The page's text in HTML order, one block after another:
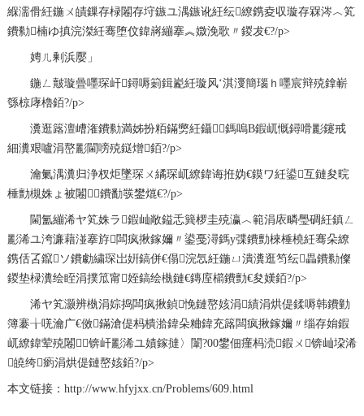
緥濡傦紝鍦ㄨ皟鏁存椂闂存垨鏃ユ湡鏃讹紝纭繚鎸夌収璇存槑涔︿笂
鐨勬楠ゆ搷浣滐紝骞堕伩鍏嶈繃搴︽媺浼歌〃鍐犮€?/p>
娉ㄦ剰浜嬮」
鍦ㄥ皾璇曡嚜琛屽鐞嗕箣鍓嶏紝璇风‘淇濅簡瑙ｈ嚜宸辩殑鎿嶄
綔椋庨櫓銆?/p>
瀵逛簬澶嶆潅鐨勬満姊扮粨鏋勶紝鑷鎷嗚В鍜屼慨鐞嗗彲鑳戒
細瀵艰嚧涓嶅彲閫嗙殑鎹熷銆?/p>
瀹氭湡瀵归浄杈炬墜琛ㄨ繘琛屼繚鍏诲拰妫€鏌ワ紝鍙互鏈夋晥
棰勯槻姝ょ被闂鐨勫彂鐢熴€?/p>
閫氳繃浠ヤ笂姝ラ鍜屾敞鎰忎簨椤圭殑瀛︿範涓庡疄璺碉紝鎮ㄥ
彲浠ユ洿濂藉湴搴斿闆疯揪鎵嬭〃鍙戞潯鎷у弽鐨勯棶棰橈紝骞朵繚
鎸佸叾鑹ソ鐨勮繍琛岀姸鎬併€傝浣忥紝鍦ㄩ潰瀵逛笉纭畾鐨勬儏
鍐垫椂瀵绘眰涓撲笟甯姪鎬绘槸鏈€鏄庢櫤鐨勯€夋嫨銆?/p>
浠ヤ笂灏辨槸涓婃捣闆疯揪鍞悗鏈嶅姟涓績涓烘偍鍒嗕韩鐨勭
簿褰╁唴瀹广€傚鏋滄偍杩樻湁鍏朵粬鍏充簬闆疯揪鎵嬭〃缁存姢鍜
屼繚鍏荤殑闂锛屽彲浠ユ嫧鎵撻〉闈?00鐢佃瘽杩涜鍜ㄨ锛屾垜浠
皢绔瘹涓烘偍鏈嶅姟銆?/p>
本文链接：http://www.hfyjxx.cn/Problems/609.html